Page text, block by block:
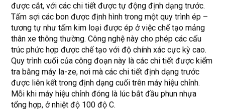
được cắt, với các chi tiết được tự động định dạng trước.
Tấm sợi các bon được định hình trong một quy trình ép –
tương tự như tấm kim loại được ép ở việc chế tạo mảng
thân xe thông thường. Công nghệ này cho phép các cấu
trúc phức hợp được chế tạo với độ chính xác cực kỳ cao.
Quy trình cuối của công đoạn này là các chi tiết được kiểm
tra bằng máy la-ze, nơi mà các chi tiết định dạng trước
được liên kết trong định dạng cuối trên máy hiệu chỉnh.
Mỗi khi máy hiệu chỉnh đóng là lúc bắt đầu phun nhựa
tổng hợp, ở nhiệt độ 100 độ C.